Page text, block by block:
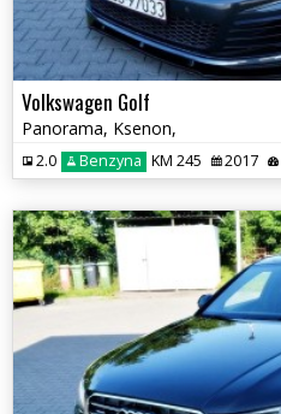
Volkswagen Golf
Panorama, Ksenon,
2.0 Benzyna KM 245 2017